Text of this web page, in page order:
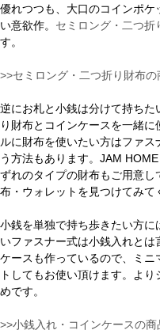
優れつつも、大口のコインポ
い意欲作。 セミロング・二つ折
す。
>>セミロング・二つ折り財布
逆にお札と小銭は分けて持ち
り財布とコインケースを一緒
ルに財布を使いたい方はファ
う方法もあります。JAM
ずれのタイプの財布もご用意
布・ウォレットを見つけてみて
小銭を単独で持ち歩きたい方
いファスナー式は小銭入れと
ケースも作っているので、ミ
トしてもお使い頂けます。よ
めです。
>>小銭入れ・コインケースの